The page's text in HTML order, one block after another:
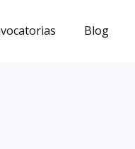
Blog